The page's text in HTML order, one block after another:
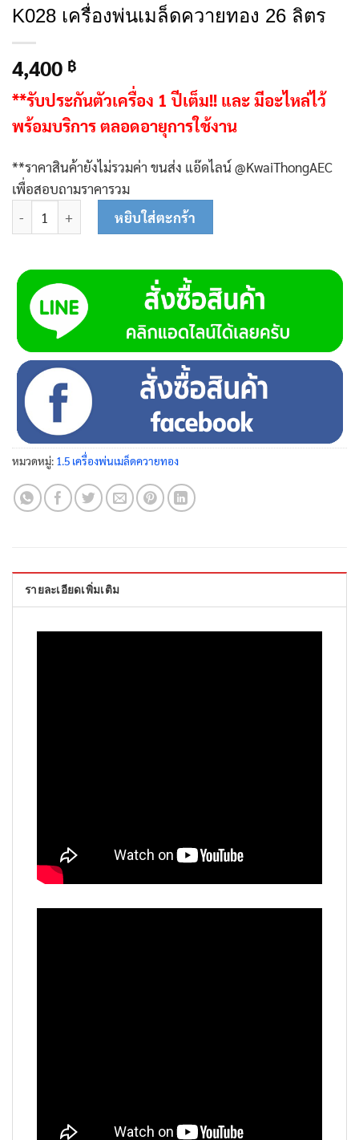
K028 เครื่องพ่นเมล็ดควายทอง 26 ลิตร
4,400 ฿
**รับประกันตัวเครื่อง 1 ปีเต็ม!! และมีอะไหล่ไว้
พร้อมบริการ ตลอดอายุการใช้งาน
**ราคาสินค้ายังไม่รวมค่า ขนส่ง แอ๊ดไลน์ @KwaiThongAEC
เพื่อสอบถามราคารวม
จำนวน K028 เครื่องพ่นเมล็ดควายทอง 26 ลิตร ชิ้น
หยิบใส่ตะกร้า
หมวดหมู่: 1.5 เครื่องพ่นเมล็ดควายทอง
รายละเอียดเพิ่มเติม